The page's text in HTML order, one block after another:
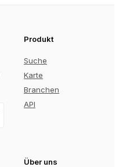
Produkt
Suche
Karte
Branchen
API
Über uns